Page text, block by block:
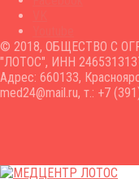
© 2018, ОБЩЕСТВО С
"ЛОТОС", ИНН
Адрес: 660133,
med24@mail.ru, т.: +7